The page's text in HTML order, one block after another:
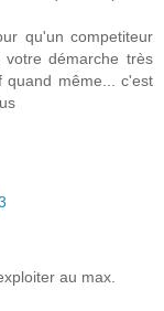
qu'un competiteur
démarche très
quand même... c'est
au max.